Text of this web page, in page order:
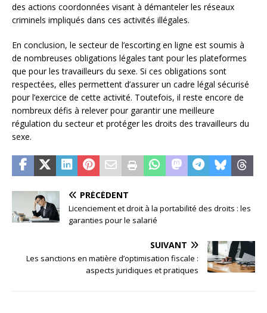
des actions coordonnées visant à démanteler les réseaux
criminels impliqués dans ces activités illégales.
En conclusion, le secteur de l’escorting en ligne est soumis à
de nombreuses obligations légales tant pour les plateformes
que pour les travailleurs du sexe. Si ces obligations sont
respectées, elles permettent d’assurer un cadre légal sécurisé
pour l’exercice de cette activité. Toutefois, il reste encore de
nombreux défis à relever pour garantir une meilleure
régulation du secteur et protéger les droits des travailleurs du
sexe.
PRÉCÉDENT
Licenciement et droit à la portabilité des droits : les
garanties pour le salarié
SUIVANT
Les sanctions en matière d’optimisation fiscale :
aspects juridiques et pratiques